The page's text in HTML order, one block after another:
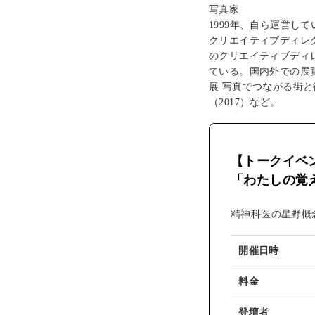
写真家
1999年、自ら運営し
クリエイティブディレ
のクリエイティブディ
ている。国内外での展
展 写真でつながる街
（2017）など。
【トークイベ
「わたしの覚
精神科医の星野
開催日時
料金
登壇者